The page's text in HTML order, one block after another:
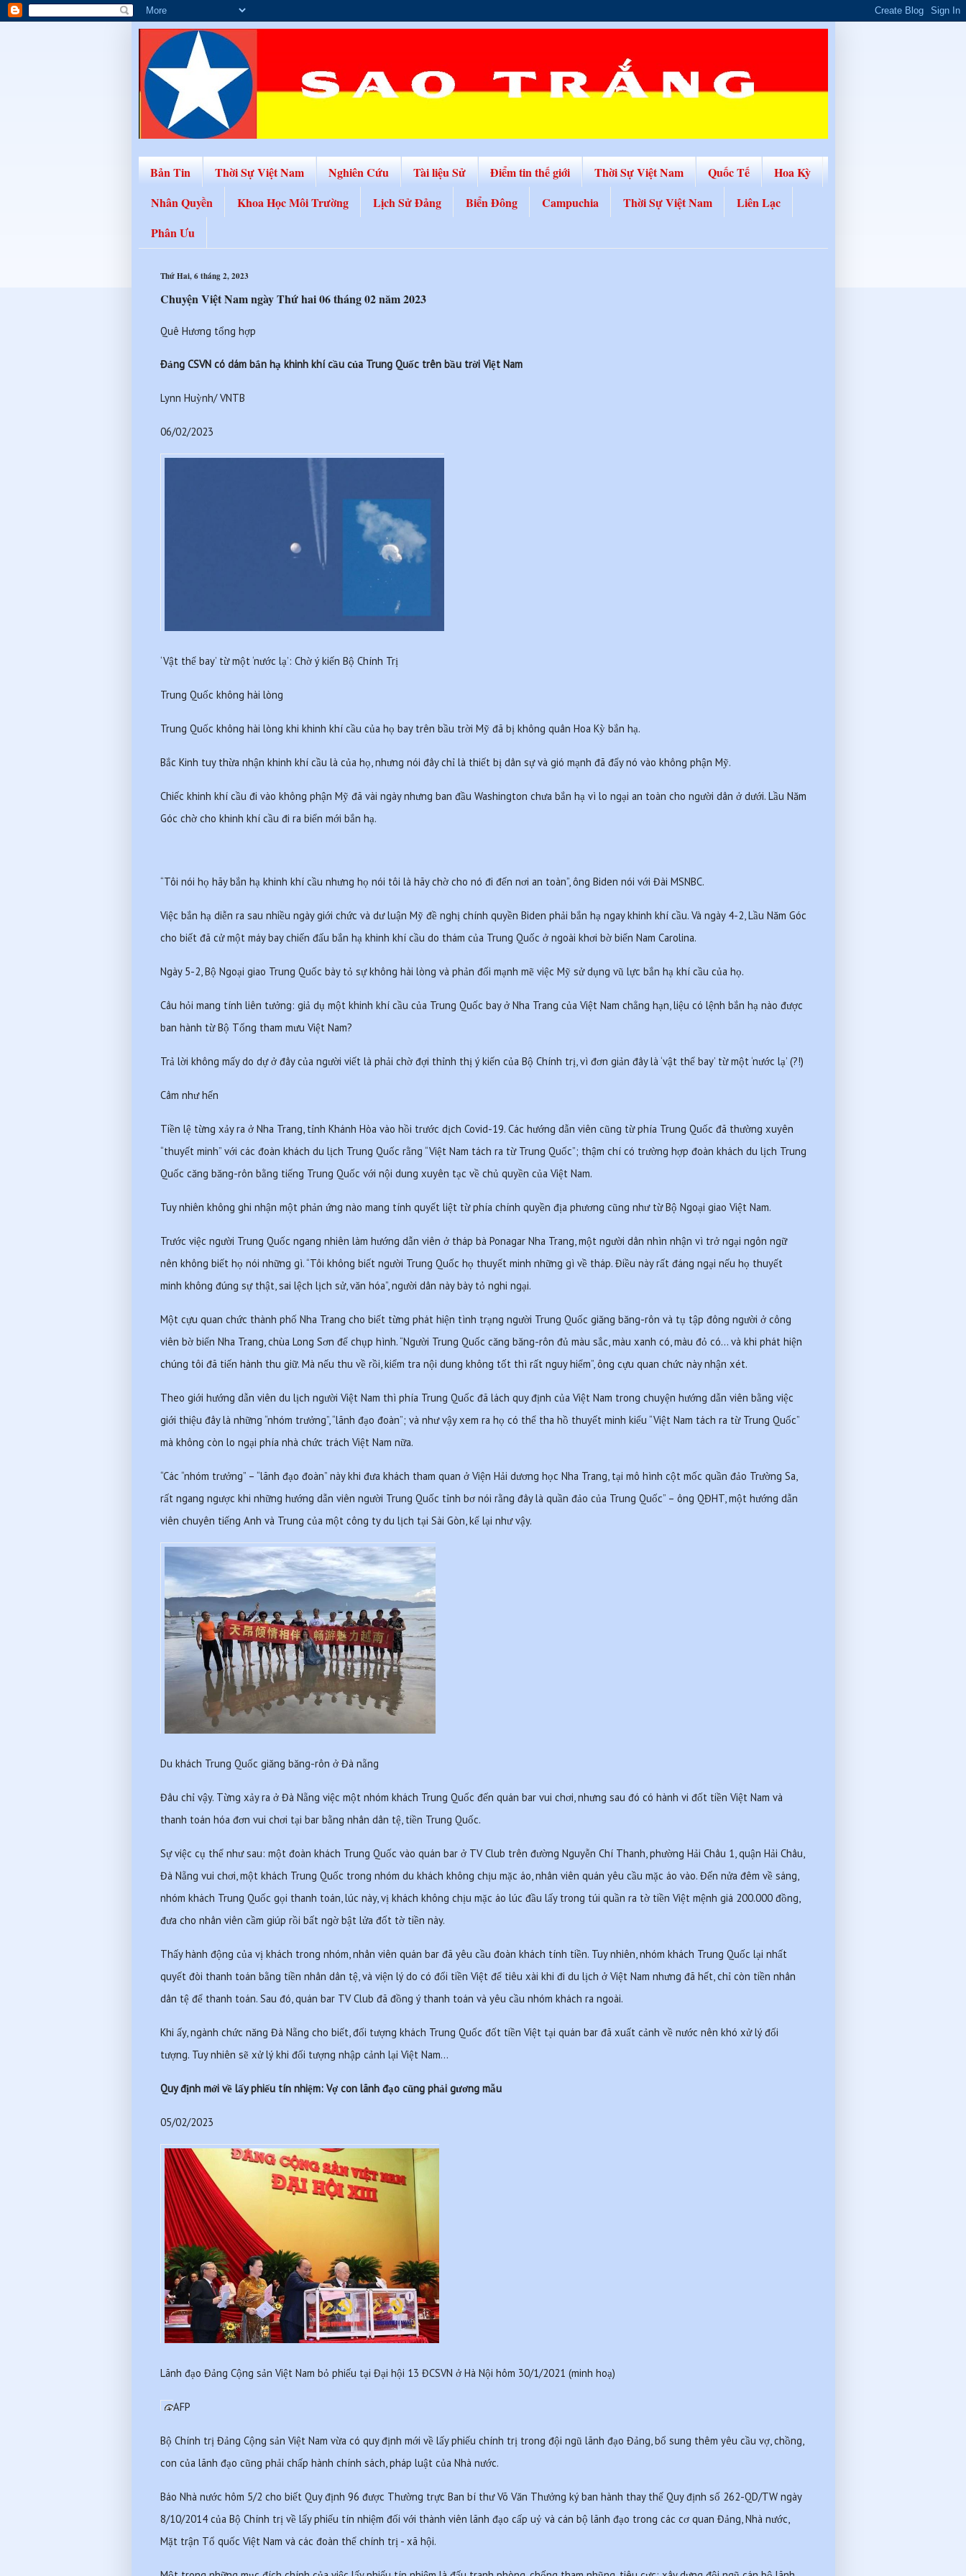
Bản Tin Thời Sự Việt Nam Nghiên Cứu Tài liệu Sử Điểm tin thế giới Thời Sự Việt Nam Quốc Tế
Hoa Kỳ
Nhân Quyền
Khoa Học Môi Trường Lịch Sử Đảng Biển Đông Campuchia Thời Sự Việt Nam
Liên Lạc
Phân Ưu
Thứ Hai, 6 tháng 2, 2023
Chuyện Việt Nam ngày Thứ hai 06 tháng 02 năm 2023
Quê Hương tổng hợp
Đảng CSVN có dám bắn hạ khinh khí cầu của Trung Quốc trên bầu trời Việt Nam
Lynn Huỳnh/ VNTB
06/02/2023
‘Vật thể bay’ từ một ‘nước lạ’: Chờ ý kiến Bộ Chính Trị
Trung Quốc không hài lòng
Trung Quốc không hài lòng khi khinh khí cầu của họ bay trên bầu trời Mỹ đã bị không quân Hoa Kỳ bắn hạ.
Bắc Kinh tuy thừa nhận khinh khí cầu là của họ, nhưng nói đây chỉ là thiết bị dân sự và gió mạnh đã đẩy nó vào không phận Mỹ.
Chiếc khinh khí cầu đi vào không phận Mỹ đã vài ngày nhưng ban đầu Washington chưa bắn hạ vì lo ngại an toàn cho người dân ở dưới. Lầu Năm
Góc chờ cho khinh khí cầu đi ra biển mới bắn hạ.
“Tôi nói họ hãy bắn hạ khinh khí cầu nhưng họ nói tôi là hãy chờ cho nó đi đến nơi an toàn”, ông Biden nói với Đài MSNBC.
Việc bắn hạ diễn ra sau nhiều ngày giới chức và dư luận Mỹ đề nghị chính quyền Biden phải bắn hạ ngay khinh khí cầu. Và ngày 4-2, Lầu Năm Góc
cho biết đã cử một máy bay chiến đấu bắn hạ khinh khí cầu do thám của Trung Quốc ở ngoài khơi bờ biển Nam Carolina.
Ngày 5-2, Bộ Ngoại giao Trung Quốc bày tỏ sự không hài lòng và phản đối mạnh mẽ việc Mỹ sử dụng vũ lực bắn hạ khí cầu của họ.
Câu hỏi mang tính liên tưởng: giả dụ một khinh khí cầu của Trung Quốc bay ở Nha Trang của Việt Nam chẳng hạn, liệu có lệnh bắn hạ nào được
ban hành từ Bộ Tổng tham mưu Việt Nam?
Trả lời không mấy do dự ở đây của người viết là phải chờ đợi thỉnh thị ý kiến của Bộ Chính trị, vì đơn giản đây là ‘vật thể bay’ từ một ‘nước lạ’ (?!)
Câm như hến
Tiền lệ từng xảy ra ở Nha Trang, tỉnh Khánh Hòa vào hồi trước dịch Covid-19. Các hướng dẫn viên cũng từ phía Trung Quốc đã thường xuyên
“thuyết minh” với các đoàn khách du lịch Trung Quốc rằng “Việt Nam tách ra từ Trung Quốc”; thậm chí có trường hợp đoàn khách du lịch Trung
Quốc căng băng-rôn bằng tiếng Trung Quốc với nội dung xuyên tạc về chủ quyền của Việt Nam.
Tuy nhiên không ghi nhận một phản ứng nào mang tính quyết liệt từ phía chính quyền địa phương cũng như từ Bộ Ngoại giao Việt Nam.
Trước việc người Trung Quốc ngang nhiên làm hướng dẫn viên ở tháp bà Ponagar Nha Trang, một người dân nhìn nhận vì trở ngại ngôn ngữ
nên không biết họ nói những gì. “Tôi không biết người Trung Quốc họ thuyết minh những gì về tháp. Điều này rất đáng ngại nếu họ thuyết
minh không đúng sự thật, sai lệch lịch sử, văn hóa”, người dân này bày tỏ nghi ngại.
Một cựu quan chức thành phố Nha Trang cho biết từng phát hiện tình trạng người Trung Quốc giăng băng-rôn và tụ tập đông người ở công
viên bờ biển Nha Trang, chùa Long Sơn để chụp hình. “Người Trung Quốc căng băng-rôn đủ màu sắc, màu xanh có, màu đỏ có… và khi phát hiện
chúng tôi đã tiến hành thu giữ. Mà nếu thu về rồi, kiểm tra nội dung không tốt thì rất nguy hiểm”, ông cựu quan chức này nhận xét.
Theo giới hướng dẫn viên du lịch người Việt Nam thì phía Trung Quốc đã lách quy định của Việt Nam trong chuyện hướng dẫn viên bằng việc
giới thiệu đây là những “nhóm trưởng”, “lãnh đạo đoàn”; và như vậy xem ra họ có thể tha hồ thuyết minh kiểu “Việt Nam tách ra từ Trung Quốc”
mà không còn lo ngại phía nhà chức trách Việt Nam nữa.
“Các “nhóm trưởng” – “lãnh đạo đoàn” này khi đưa khách tham quan ở Viện Hải dương học Nha Trang, tại mô hình cột mốc quần đảo Trường Sa,
rất ngang ngược khi những hướng dẫn viên người Trung Quốc tỉnh bơ nói rằng đây là quần đảo của Trung Quốc” – ông QĐHT, một hướng dẫn
viên chuyên tiếng Anh và Trung của một công ty du lịch tại Sài Gòn, kể lại như vậy.
Du khách Trung Quốc giăng băng-rôn ở Đà nẵng
Đâu chỉ vậy. Từng xảy ra ở Đà Nẵng việc một nhóm khách Trung Quốc đến quán bar vui chơi, nhưng sau đó có hành vi đốt tiền Việt Nam và
thanh toán hóa đơn vui chơi tại bar bằng nhân dân tệ, tiền Trung Quốc.
Sự việc cụ thể như sau: một đoàn khách Trung Quốc vào quán bar ở TV Club trên đường Nguyễn Chí Thanh, phường Hải Châu 1, quận Hải Châu,
Đà Nẵng vui chơi, một khách Trung Quốc trong nhóm du khách không chịu mặc áo, nhân viên quán yêu cầu mặc áo vào. Đến nửa đêm về sáng,
nhóm khách Trung Quốc gọi thanh toán, lúc này, vị khách không chịu mặc áo lúc đầu lấy trong túi quần ra tờ tiền Việt mệnh giá 200.000 đồng,
đưa cho nhân viên cầm giúp rồi bất ngờ bật lửa đốt tờ tiền này.
Thấy hành động của vị khách trong nhóm, nhân viên quán bar đã yêu cầu đoàn khách tính tiền. Tuy nhiên, nhóm khách Trung Quốc lại nhất
quyết đòi thanh toán bằng tiền nhân dân tệ, và viện lý do có đổi tiền Việt để tiêu xài khi đi du lịch ở Việt Nam nhưng đã hết, chỉ còn tiền nhân
dân tệ để thanh toán. Sau đó, quán bar TV Club đã đồng ý thanh toán và yêu cầu nhóm khách ra ngoài.
Khi ấy, ngành chức năng Đà Nẵng cho biết, đối tượng khách Trung Quốc đốt tiền Việt tại quán bar đã xuất cảnh về nước nên khó xử lý đối
tượng. Tuy nhiên sẽ xử lý khi đối tượng nhập cảnh lại Việt Nam…
Quy định mới về lấy phiếu tín nhiệm: Vợ con lãnh đạo cũng phải gương mẫu
05/02/2023
Lãnh đạo Đảng Cộng sản Việt Nam bỏ phiếu tại Đại hội 13 ĐCSVN ở Hà Nội hôm 30/1/2021 (minh hoạ)
AFP
Bộ Chính trị Đảng Cộng sản Việt Nam vừa có quy định mới về lấy phiếu chính trị trong đội ngũ lãnh đạo Đảng, bổ sung thêm yêu cầu vợ, chồng,
con của lãnh đạo cũng phải chấp hành chính sách, pháp luật của Nhà nước.
Báo Nhà nước hôm 5/2 cho biết Quy định 96 được Thường trực Ban bí thư Võ Văn Thưởng ký ban hành thay thế Quy định số 262-QD/TW ngày
8/10/2014 của Bộ Chính trị về lấy phiếu tín nhiệm đối với thành viên lãnh đạo cấp uỷ và cán bộ lãnh đạo trong các cơ quan Đảng, Nhà nước,
Mặt trận Tổ quốc Việt Nam và các đoàn thể chính trị - xã hội.